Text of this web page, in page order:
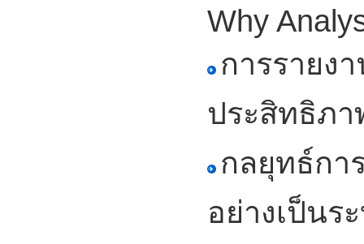
Why
การรายง
ประสิทธิภา
กลยุทธ์กา
อย่างเป็นร